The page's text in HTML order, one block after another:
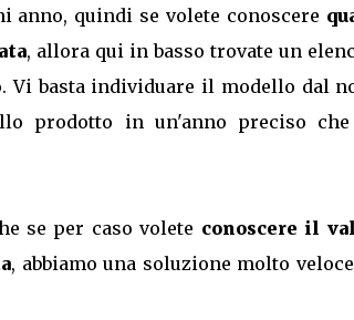
anno, quindi se volete conoscere
, allora qui in basso trovate un
basta individuare il modello dal
prodotto in un'anno preciso
se per caso volete conoscere il
, abbiamo una soluzione molto